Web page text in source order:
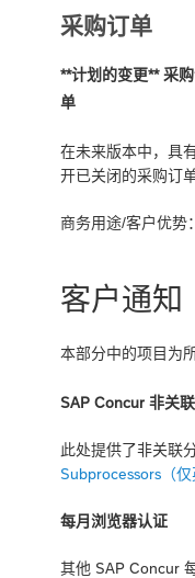
采购订单
**计划的变更** 采
单
在未来版本中，具
开已关闭的采购订单
商务用途/客户优势
客户通知
本部分中的项目为
SAP Concur 非关
此处提供了非关联
Subprocessors（仅
每月浏览器认证
其他 SAP Concur